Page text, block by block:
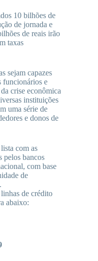
10 bilhões de
de jornada e
de reais irão
taxas
sejam capazes
funcionários e
crise econômica
instituições
uma série de
e donos de
com as
pelos bancos
com base
de
de crédito
abaixo: